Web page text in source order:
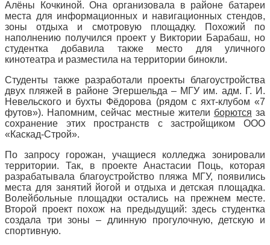
Алёны Кочкиной. Она организовала в районе батареи
места для информационных и навигационных стендов,
зоны отдыха и смотровую площадку. Похожий по
наполнению получился проект у Виктории Барабаш, но
студентка добавила также место для уличного
кинотеатра и разместила на территории бинокли.
Студенты также разработали проекты благоустройства
двух пляжей в районе Эгершельда – МГУ им. адм. Г. И.
Невельского и бухты Фёдорова (рядом с яхт-клубом «7
футов»). Напомним, сейчас местные жители борются за
сохранение этих пространств с застройщиком ООО
«Каскад-Строй».
По запросу горожан, учащиеся колледжа зонировали
территории. Так, в проекте Анастасии Поць, которая
разрабатывала благоустройство пляжа МГУ, появились
места для занятий йогой и отдыха и детская площадка.
Волейбольные площадки остались на прежнем месте.
Второй проект похож на предыдущий: здесь студентка
создала три зоны – длинную прогулочную, детскую и
спортивную.